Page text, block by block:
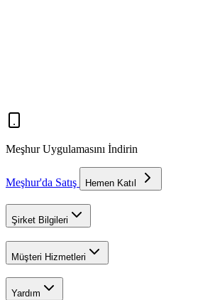
Meşhur Uygulamasını İndirin
Meşhur'da Satış Hemen Katıl
Şirket Bilgileri
Müşteri Hizmetleri
Yardım